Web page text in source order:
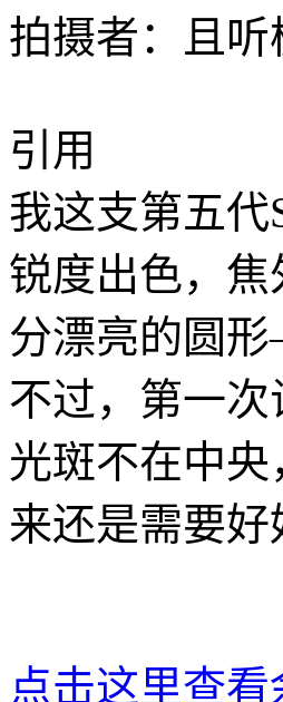
拍摄者：且听
引用
我这支第五代
锐度出色，
分漂亮的圆
不过，第一
光斑不在中
来还是需要好
点击这里查